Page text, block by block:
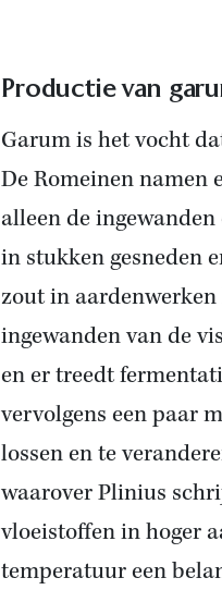
Productie van
Garum is het vocht
De Romeinen namen
alleen de
in stukken gesneden
zout in
ingewanden van de
en er treedt
vervolgens een paar
lossen en te
waarover Plinius
vloeistoffen in hoger
temperatuur een